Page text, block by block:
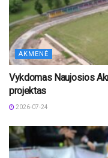
AKMENĖ
Vykdomas Naujosios
projektas
2026-07-24